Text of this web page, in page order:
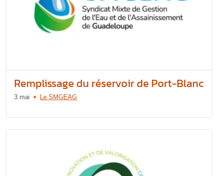
Remplissage du réservoir de Port-Blanc
3 mai Le SMGEAG